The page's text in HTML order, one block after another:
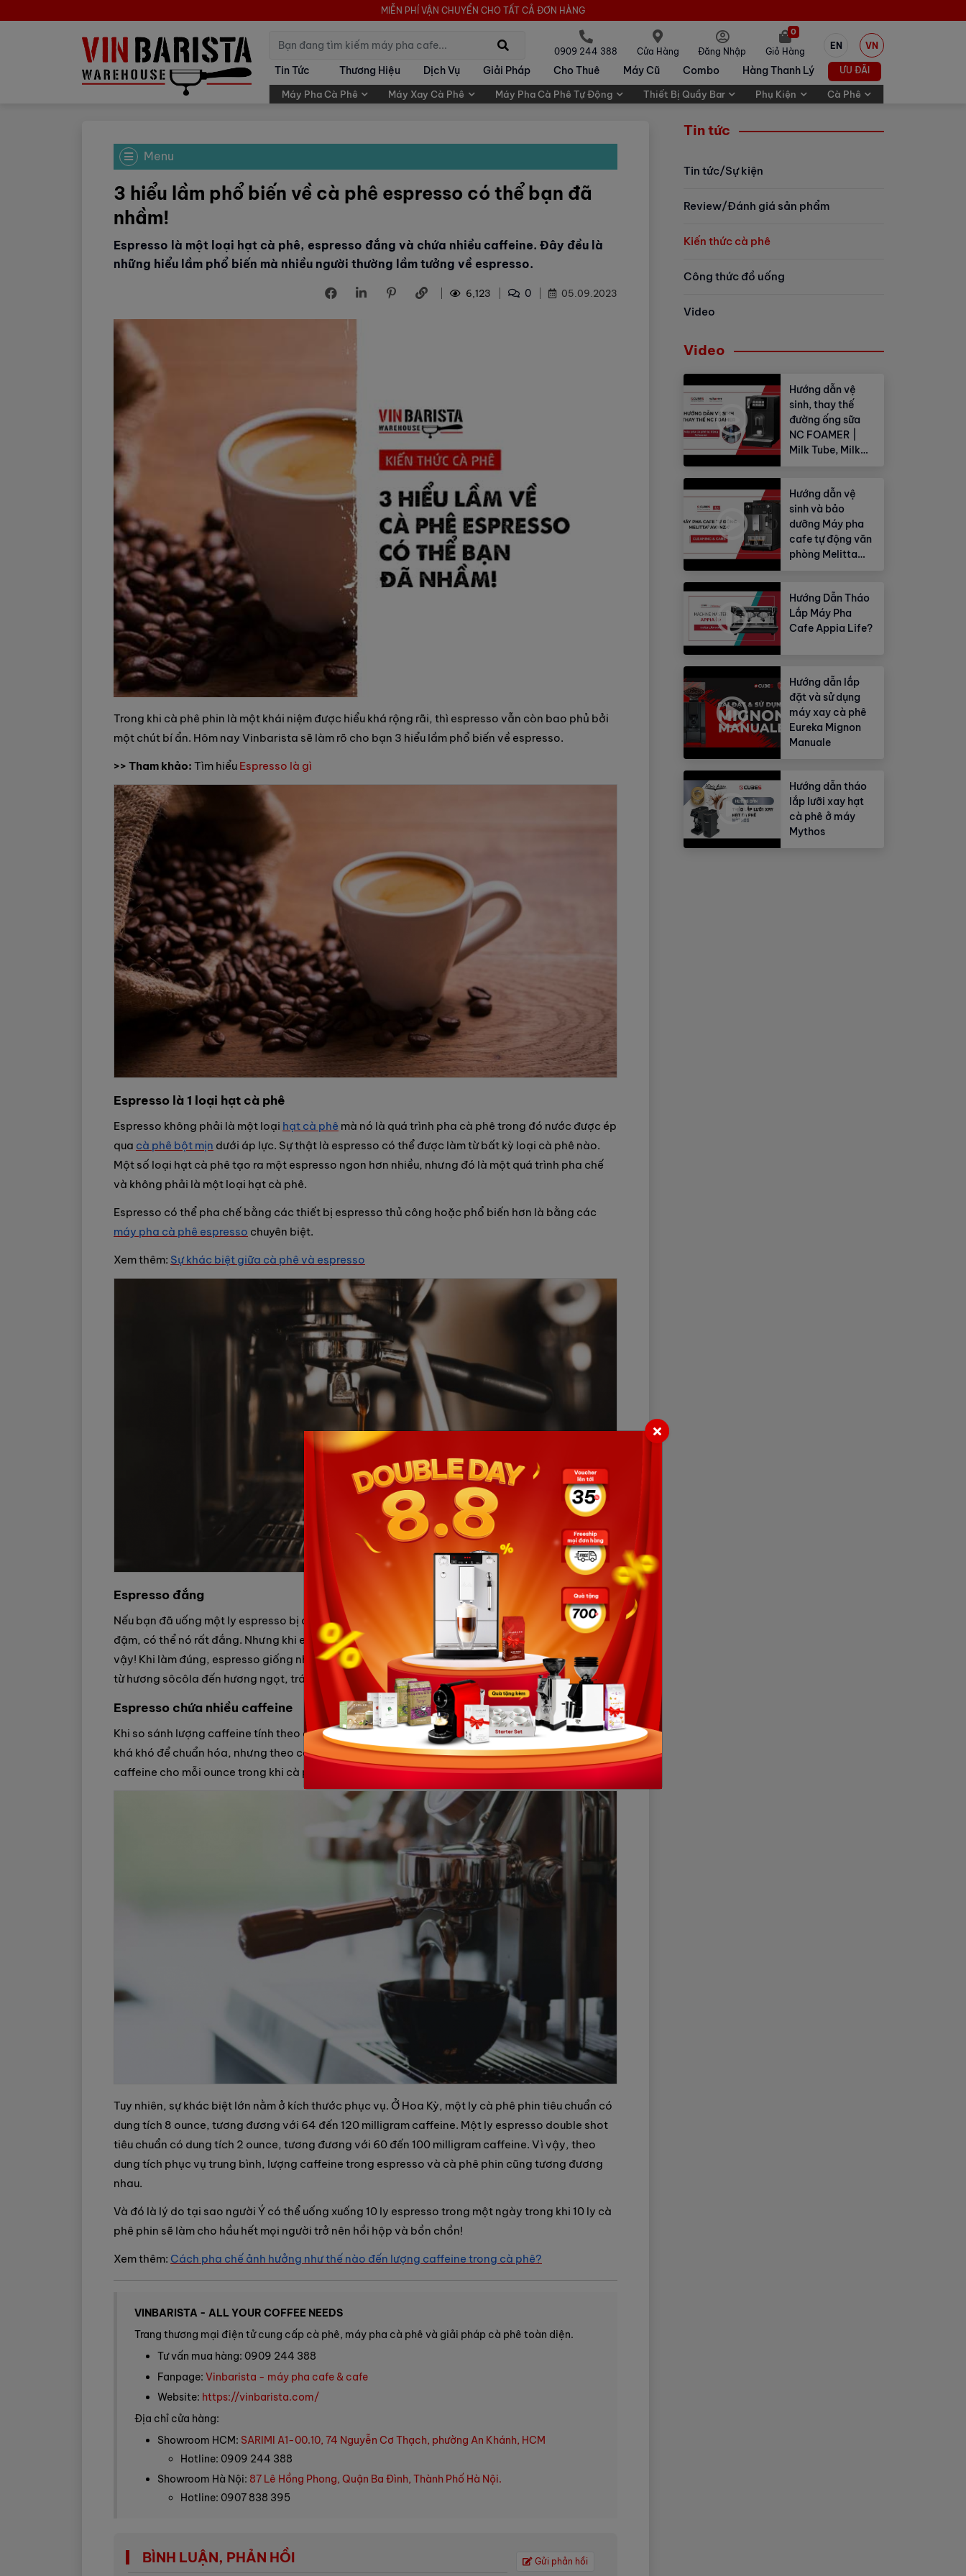
MIỄN PHÍ VẬN CHUYỂN CHO TẤT CẢ ĐƠN HÀNG
0909 244 388 Cửa Hàng Đăng Nhập Giỏ Hàng
0
EN VN
Tin Tức Thương Hiệu Dịch Vụ Giải Pháp Cho Thuê Máy Cũ Combo Hàng Thanh Lý ƯU ĐÃI
Máy Pha Cà Phê Máy Xay Cà Phê Máy Pha Cà Phê Tự Động Thiết Bị Quầy Bar Phụ Kiện Cà Phê
Menu
3 hiểu lầm phổ biến về cà phê espresso có thể bạn đã
nhầm!
Espresso là một loại hạt cà phê, espresso đắng và chứa nhiều caffeine. Đây đều là
những hiểu lầm phổ biến mà nhiều người thường lầm tưởng về espresso.
6,123 0 05.09.2023
Trong khi cà phê phin là một khái niệm được hiểu khá rộng rãi, thì espresso vẫn còn bao phủ bởi
một chút bí ẩn. Hôm nay Vinbarista sẽ làm rõ cho bạn 3 hiểu lầm phổ biến về espresso.
>> Tham khảo: Tìm hiểu Espresso là gì
Espresso là 1 loại hạt cà phê
Espresso không phải là một loại hạt cà phê mà nó là quá trình pha cà phê trong đó nước được ép
qua cà phê bột mịn dưới áp lực. Sự thật là espresso có thể được làm từ bất kỳ loại cà phê nào.
Một số loại hạt cà phê tạo ra một espresso ngon hơn nhiều, nhưng đó là một quá trình pha chế
và không phải là một loại hạt cà phê.
Espresso có thể pha chế bằng các thiết bị espresso thủ công hoặc phổ biến hơn là bằng các
máy pha cà phê espresso chuyên biệt.
Xem thêm: Sự khác biệt giữa cà phê và espresso
Espresso đắng
Nếu bạn đã uống một ly espresso bị chiết xuất tệ hoặc một ly được làm từ hạt cà phê rang quá
đậm, có thể nó rất đắng. Nhưng khi espresso được pha chế đúng cách, nó sẽ không đắng đến
vậy! Khi làm đúng, espresso giống như một loại rượu vang tinh tế với một loạt hương vị đa dạng
từ hương sôcôla đến hương ngọt, trái cây, hạt dẻ, mùi đất, mặn và nhiều hương vị khác.
Espresso chứa nhiều caffeine
Khi so sánh lượng caffeine tính theo ounce, espresso có nhiều hơn so với cà phê phin. Điều này
khá khó để chuẩn hóa, nhưng theo coffeechemistry.com, espresso có từ 30 đến 50 milligram
caffeine cho mỗi ounce trong khi cà phê phin có từ 8 đến 15 milligram caffeine cho mỗi ounce.
Tuy nhiên, sự khác biệt lớn nằm ở kích thước phục vụ. Ở Hoa Kỳ, một ly cà phê phin tiêu chuẩn có
dung tích 8 ounce, tương đương với 64 đến 120 milligram caffeine. Một ly espresso double shot
tiêu chuẩn có dung tích 2 ounce, tương đương với 60 đến 100 milligram caffeine. Vì vậy, theo
dung tích phục vụ trung bình, lượng caffeine trong espresso và cà phê phin cũng tương đương
nhau.
Và đó là lý do tại sao người Ý có thể uống xuống 10 ly espresso trong một ngày trong khi 10 ly cà
phê phin sẽ làm cho hầu hết mọi người trở nên hồi hộp và bồn chồn!
Xem thêm: Cách pha chế ảnh hưởng như thế nào đến lượng caffeine trong cà phê?
VINBARISTA - ALL YOUR COFFEE NEEDS
Trang thương mại điện tử cung cấp cà phê, máy pha cà phê và giải pháp cà phê toàn diện.
Tư vấn mua hàng: 0909 244 388
Fanpage: Vinbarista - máy pha cafe & cafe
Website: https://vinbarista.com/
Địa chỉ cửa hàng:
Showroom HCM: SARIMI A1-00.10, 74 Nguyễn Cơ Thạch, phường An Khánh, HCM
Hotline: 0909 244 388
Showroom Hà Nội: 87 Lê Hồng Phong, Quận Ba Đình, Thành Phố Hà Nội.
Hotline: 0907 838 395
BÌNH LUẬN, PHẢN HỒI Gửi phản hồi
Tin tức
Tin tức/Sự kiện
Review/Đánh giá sản phẩm
Kiến thức cà phê
Công thức đồ uống
Video
Video
Hướng dẫn vệ
sinh, thay thế
đường ống sữa
NC FOAMER |
Milk Tube, Milk
Hướng dẫn vệ
sinh và bảo
dưỡng Máy pha
cafe tự động văn
phòng Melitta
Hướng Dẫn Tháo
Lắp Máy Pha
Cafe Appia Life?
Hướng dẫn lắp
đặt và sử dụng
máy xay cà phê
Eureka Mignon
Manuale
Hướng dẫn tháo
lắp lưỡi xay hạt
cà phê ở máy
Mythos